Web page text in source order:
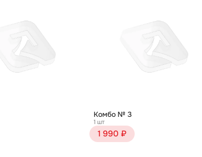
Комбо № 3
1 шт
1 990 ₽